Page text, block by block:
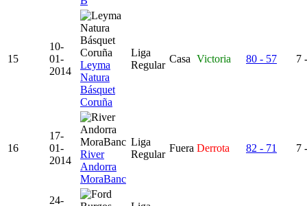
15
10-
01-
2014
Leyma
Natura
Básquet
Coruña
Liga
Regular
Casa Victoria 80 - 57 7
16
17-
01-
2014
River
Andorra
MoraBanc
Liga
Regular
Fuera Derrota 82 - 71 7
24-